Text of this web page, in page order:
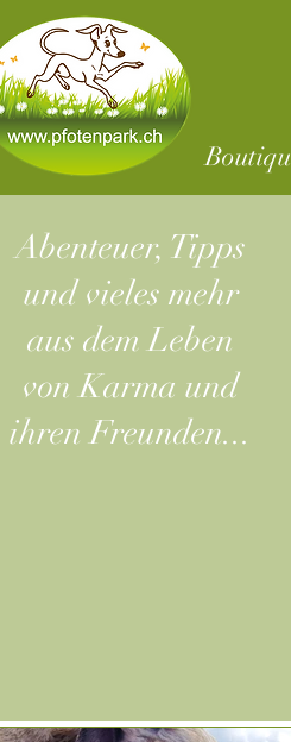
Abenteuer, Tipps
und vieles mehr
aus dem Leben
von Karma und
ihren Freunden...